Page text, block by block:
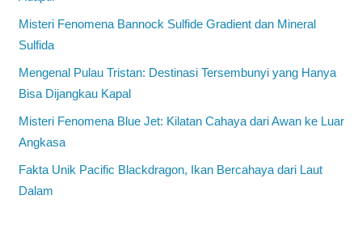
Misteri Fenomena Bannock Sulfide Gradient dan Mineral
Sulfida
Mengenal Pulau Tristan: Destinasi Tersembunyi yang Hanya
Bisa Dijangkau Kapal
Misteri Fenomena Blue Jet: Kilatan Cahaya dari Awan ke Luar
Angkasa
Fakta Unik Pacific Blackdragon, Ikan Bercahaya dari Laut
Dalam